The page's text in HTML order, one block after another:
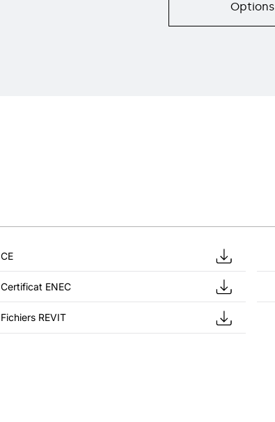
Options
CE
Certificat ENEC
Fichiers REVIT